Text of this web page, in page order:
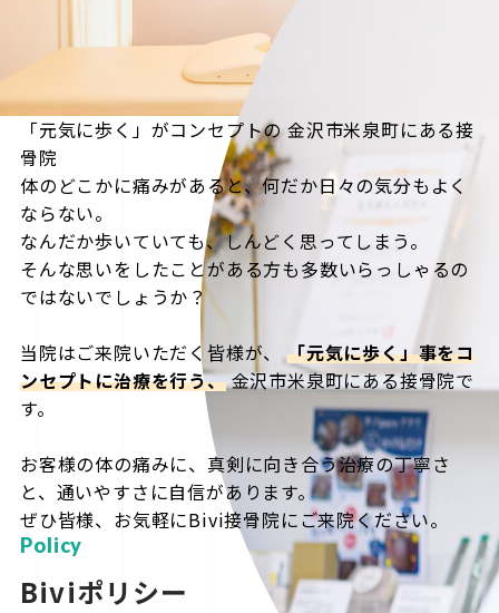
「元気に歩く」がコンセプトの金沢市米泉町にある接
骨院
体のどこかに痛みがあると、何だか日々の気分もよく
ならない。
なんだか歩いていても、しんどく思ってしまう。
そんな思いをしたことがある方も多数いらっしゃるの
ではないでしょうか？
当院はご来院いただく皆様が、
「元気に歩く」事をコ
ンセプトに治療を行う、金沢市米泉町にある接骨院で
す。
お客様の体の痛みに、真剣に向き合う治療の丁寧さ
と、通いやすさに自信があります。
ぜひ皆様、お気軽にBivi接骨院にご来院ください。
Policy
Biviポリシー